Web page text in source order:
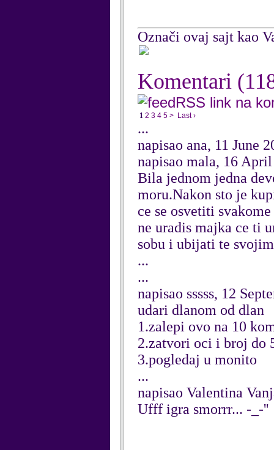
Označi ovaj sajt kao
Komentari
RSS link na
1 2 3 4 5 > Last ›
...
napisao ana, 11 June
napisao mala, 16
Bila jednom jedna
moru.Nakon sto je
ce se osvetiti
ne uradis majka ce ti
sobu i ubijati te
...
...
napisao sssss, 12
udari dlanom od dlan
1.zalepi ovo na 10
2.zatvori oci i broj do
3.pogledaj u monito
...
napisao Valentina
Ufff igra smorrr... -_-''